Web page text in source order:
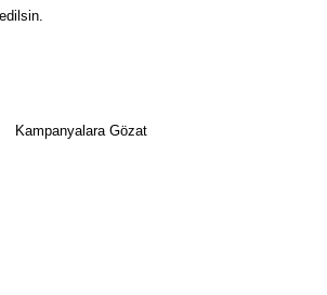
Kampanyalara Gözat